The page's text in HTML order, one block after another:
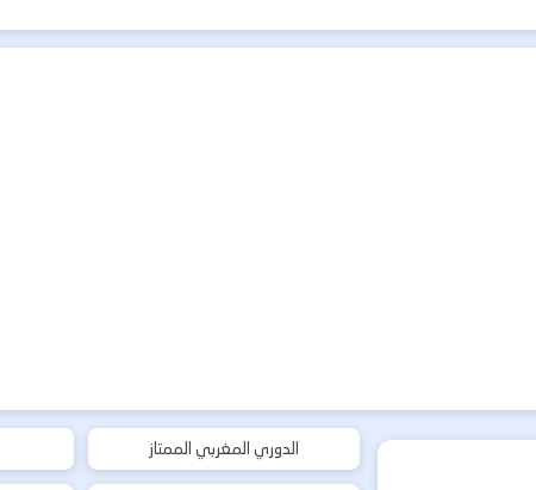
الدوري المغربي الممتاز